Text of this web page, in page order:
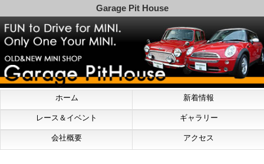
Garage Pit House
ホーム 新着情報
レース＆イベント ギャラリー
会社概要 アクセス